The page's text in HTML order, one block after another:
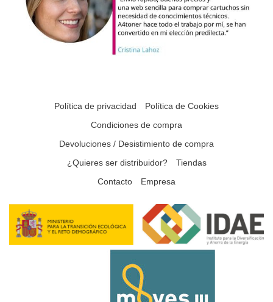
Política de privacidad
Política de Cookies
Condiciones de compra
Devoluciones / Desistimiento de compra
¿Quieres ser distribuidor?
Tiendas
Contacto
Empresa